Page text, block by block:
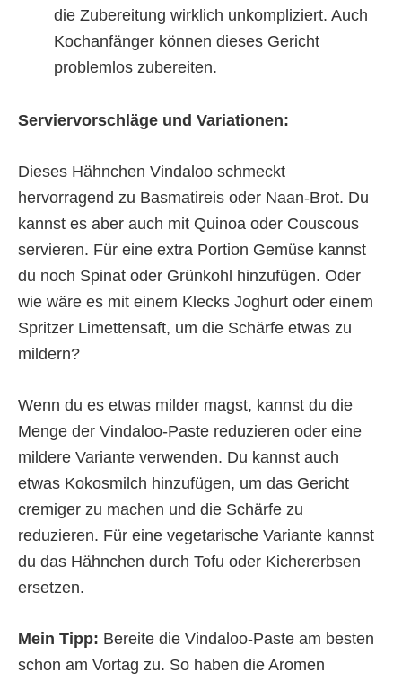
die Zubereitung wirklich unkompliziert. Auch
Kochanfänger können dieses Gericht
problemlos zubereiten.
Serviervorschläge und Variationen:
Dieses Hähnchen Vindaloo schmeckt
hervorragend zu Basmatireis oder Naan-Brot. Du
kannst es aber auch mit Quinoa oder Couscous
servieren. Für eine extra Portion Gemüse kannst
du noch Spinat oder Grünkohl hinzufügen. Oder
wie wäre es mit einem Klecks Joghurt oder einem
Spritzer Limettensaft, um die Schärfe etwas zu
mildern?
Wenn du es etwas milder magst, kannst du die
Menge der Vindaloo-Paste reduzieren oder eine
mildere Variante verwenden. Du kannst auch
etwas Kokosmilch hinzufügen, um das Gericht
cremiger zu machen und die Schärfe zu
reduzieren. Für eine vegetarische Variante kannst
du das Hähnchen durch Tofu oder Kichererbsen
ersetzen.
Mein Tipp: Bereite die Vindaloo-Paste am besten
schon am Vortag zu. So haben die Aromen